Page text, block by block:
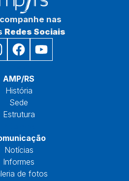
nas
Redes Sociais
AMP/RS
História
Sede
Estrutura
Notícias
Informes
de fotos